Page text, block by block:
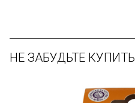
НЕ ЗАБУДЬТЕ КУПИТЬ